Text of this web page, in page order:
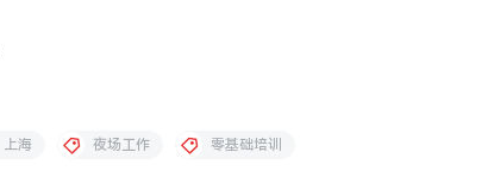
上海 夜场工作 零基础培训